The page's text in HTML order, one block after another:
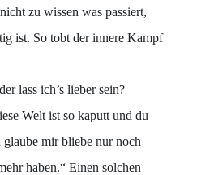
zu wissen was passiert,
ist. So tobt der innere Kampf
lass ich’s lieber sein?
Welt ist so kaputt und du
mir bliebe nur noch
haben.“ Einen solchen